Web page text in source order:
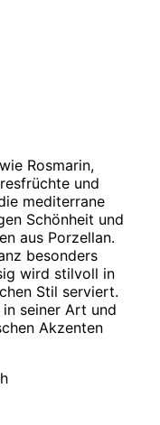
Rosmarin,
und
mediterrane
Schönheit und
aus Porzellan.
besonders
wird stilvoll in
Stil serviert.
seiner Art und
Akzenten